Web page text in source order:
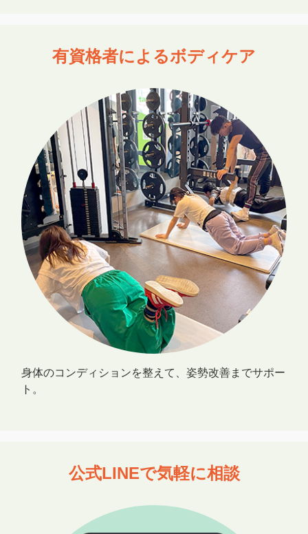
有資格者によるボディケア
身体のコンディションを整えて、姿勢改善までサポー
ト。
公式LINEで気軽に相談